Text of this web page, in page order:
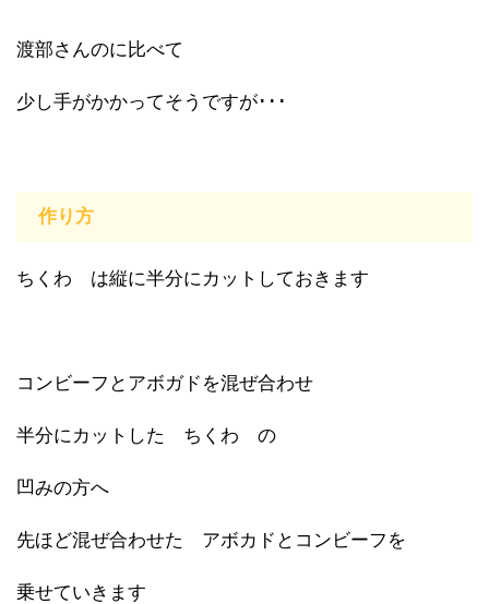
渡部さんのに比べて
少し手がかかってそうですが･･･
作り方
ちくわ は縦に半分にカットしておきます
コンビーフとアボガドを混ぜ合わせ
半分にカットした ちくわ の
凹みの方へ
先ほど混ぜ合わせた アボカドとコンビーフを
乗せていきます